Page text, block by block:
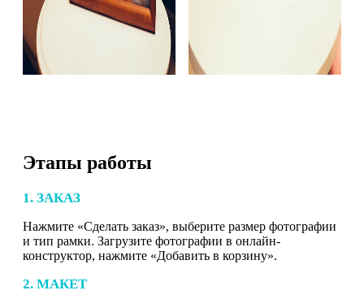
Этапы работы
1. ЗАКАЗ
Нажмите «Сделать заказ», выберите размер фотографии
и тип рамки. Загрузите фотографии в онлайн-
конструктор, нажмите «Добавить в корзину».
2. МАКЕТ